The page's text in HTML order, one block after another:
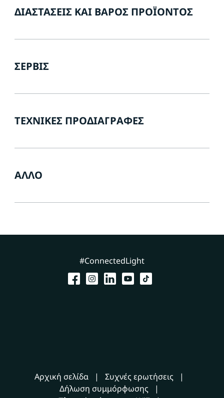
ΔΙΑΣΤΆΣΕΙΣ ΚΑΙ ΒΆΡΟΣ ΠΡΟΪΌΝΤΟΣ
ΣΈΡΒΙΣ
ΤΕΧΝΙΚΈΣ ΠΡΟΔΙΑΓΡΑΦΈΣ
ΆΛΛΟ
#ConnectedLight
Αρχική σελίδα
Συχνές ερωτήσεις
Δήλωση συμμόρφωσης